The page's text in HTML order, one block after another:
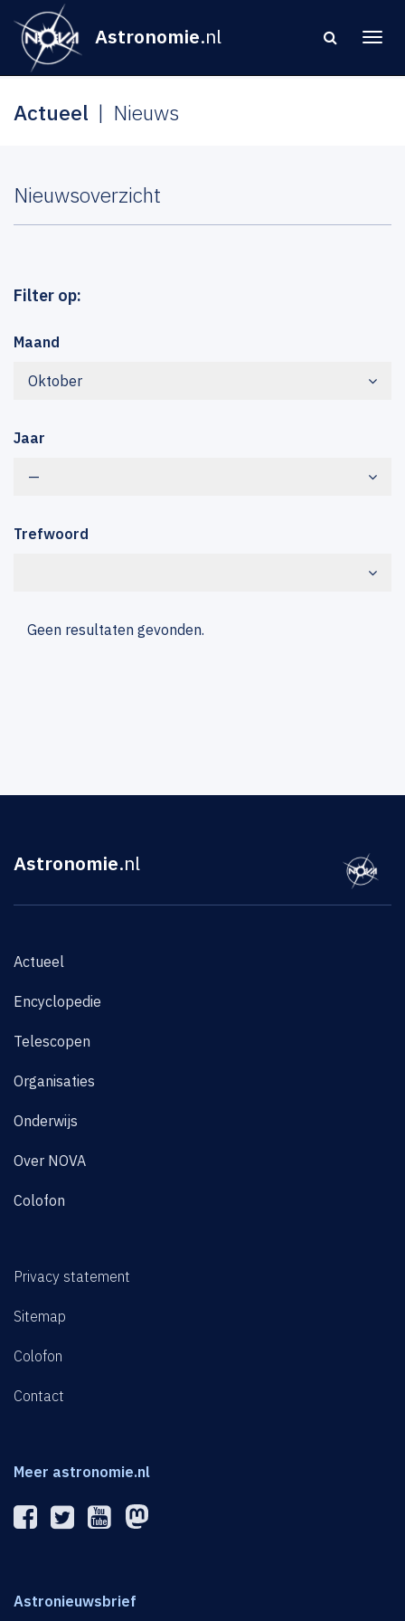
Astronomie.nl
Actueel Nieuws
Nieuwsoverzicht
Filter op:
Maand
Oktober
Jaar
—
Trefwoord
Geen resultaten gevonden.
Astronomie.nl
Actueel
Encyclopedie
Telescopen
Organisaties
Onderwijs
Over NOVA
Colofon
Privacy statement
Sitemap
Colofon
Contact
Meer astronomie.nl
Astronieuwsbrief